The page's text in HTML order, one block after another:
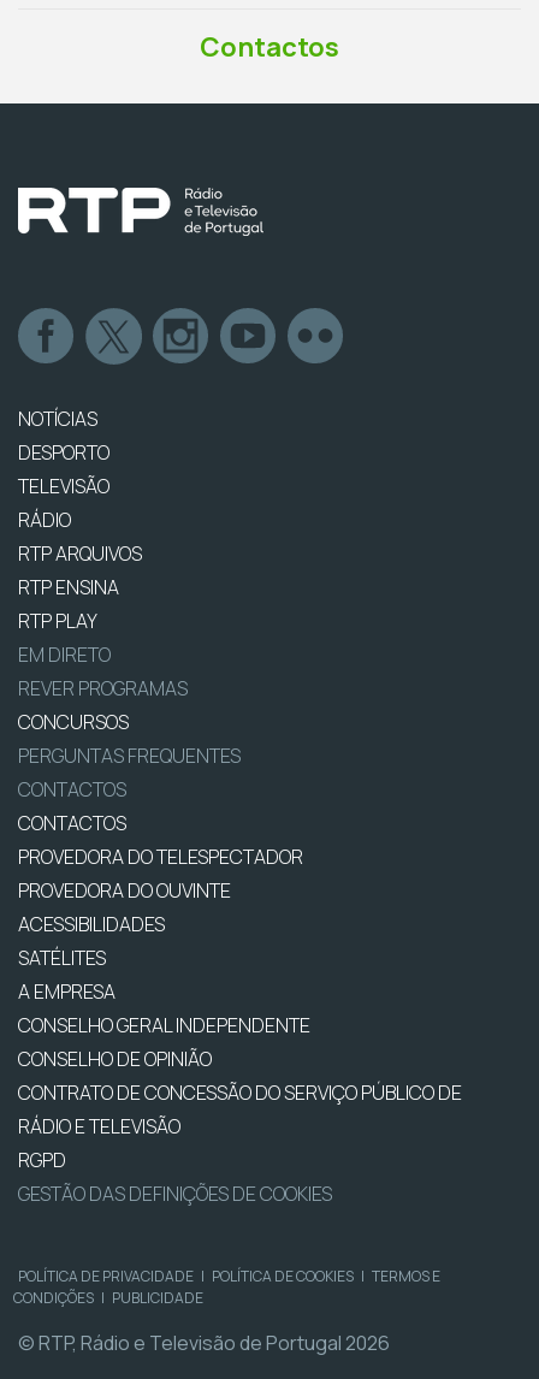
Contactos
NOTÍCIAS
DESPORTO
TELEVISÃO
RÁDIO
RTP ARQUIVOS
RTP ENSINA
RTP PLAY
EM DIRETO
REVER PROGRAMAS
CONCURSOS
PERGUNTAS FREQUENTES
CONTACTOS
CONTACTOS
PROVEDORA DO TELESPECTADOR
PROVEDORA DO OUVINTE
ACESSIBILIDADES
SATÉLITES
A EMPRESA
CONSELHO GERAL INDEPENDENTE
CONSELHO DE OPINIÃO
CONTRATO DE CONCESSÃO DO SERVIÇO PÚBLICO DE
RÁDIO E TELEVISÃO
RGPD
GESTÃO DAS DEFINIÇÕES DE COOKIES
POLÍTICA DE PRIVACIDADE | POLÍTICA DE COOKIES | TERMOS E
CONDIÇÕES | PUBLICIDADE
© RTP, Rádio e Televisão de Portugal 2026